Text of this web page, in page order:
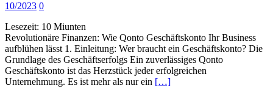
10/2023 0
Lesezeit: 10 Miunten
Revolutionäre Finanzen: Wie Qonto Geschäftskonto Ihr Business
aufblühen lässt 1. Einleitung: Wer braucht ein Geschäftskonto? Die
Grundlage des Geschäftserfolgs Ein zuverlässiges Qonto
Geschäftskonto ist das Herzstück jeder erfolgreichen
Unternehmung. Es ist mehr als nur ein […]